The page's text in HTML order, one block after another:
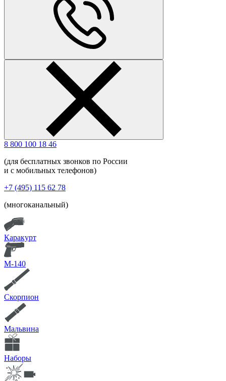
8 800 100 18 46
(для бесплатных звонков по России
и с мобильных телефонов)
+7 (495) 115 62 78
(многоканальный)
Каракурт
М-140
Скорпион
Мальвина
Наборы